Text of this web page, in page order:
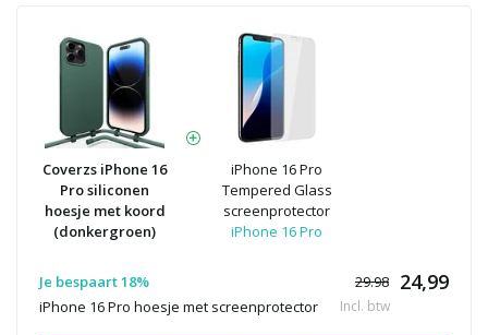
Coverzs iPhone 16
Pro siliconen
hoesje met koord
(donkergroen)
iPhone 16 Pro
Tempered Glass
screenprotector
iPhone 16 Pro
Je bespaart 18% 29.98 24,99
iPhone 16 Pro hoesje met screenprotector Incl. btw